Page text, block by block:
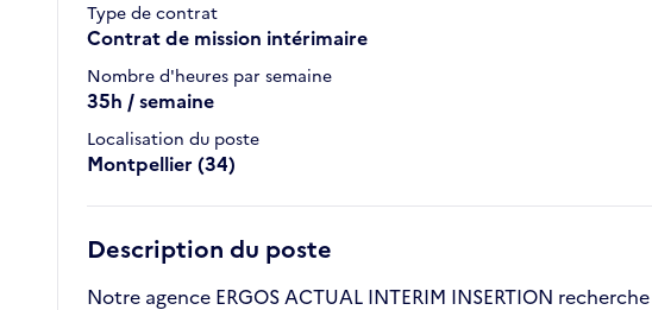
Type de contrat
Contrat de mission intérimaire
Nombre d'heures par semaine
35h / semaine
Localisation du poste
Montpellier (34)
Description du poste
Notre agence ERGOS ACTUAL INTERIM INSERTION